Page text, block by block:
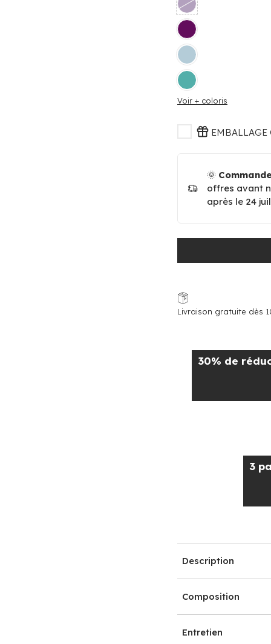
Voir + coloris
EMBALLAGE
🌞
offres avant
après le 24
Livraison gratuite dès
30% de
3
Description
Composition
Entretien